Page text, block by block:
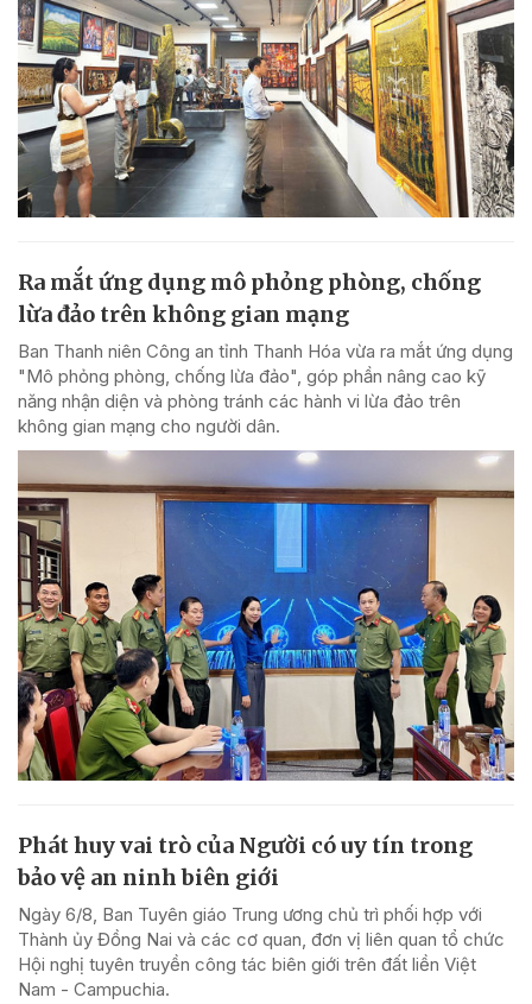
Ra mắt ứng dụng mô phỏng phòng, chống
lừa đảo trên không gian mạng
Ban Thanh niên Công an tỉnh Thanh Hóa vừa ra mắt ứng dụng
"Mô phỏng phòng, chống lừa đảo", góp phần nâng cao kỹ
năng nhận diện và phòng tránh các hành vi lừa đảo trên
không gian mạng cho người dân.
Phát huy vai trò của Người có uy tín trong
bảo vệ an ninh biên giới
Ngày 6/8, Ban Tuyên giáo Trung ương chủ trì phối hợp với
Thành ủy Đồng Nai và các cơ quan, đơn vị liên quan tổ chức
Hội nghị tuyên truyền công tác biên giới trên đất liền Việt
Nam - Campuchia.